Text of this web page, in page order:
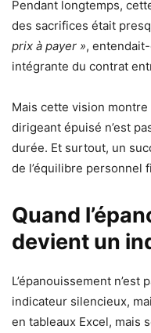
Pendant longtemps,
des sacrifices était
prix à payer »,
intégrante du contrat
Mais cette vision montre
dirigeant épuisé n’est
durée. Et surtout, un
de l’équilibre personnel
Quand
devient un
L’épanouissement n’est
indicateur silencieux,
en tableaux Excel, mais